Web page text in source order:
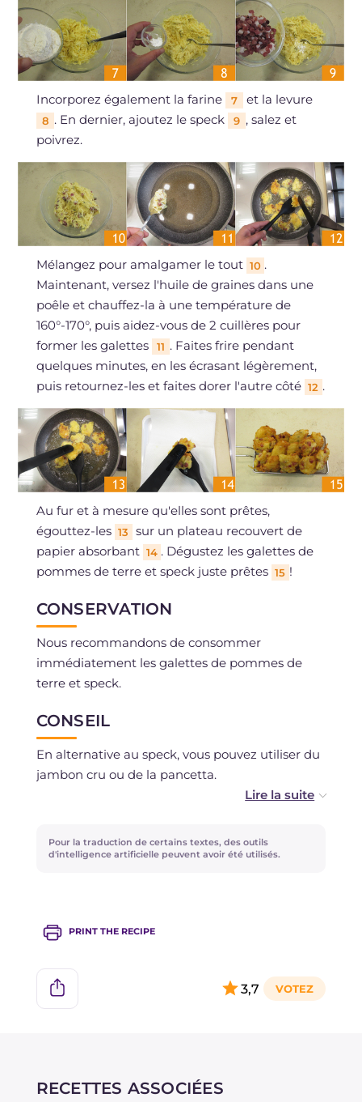
Incorporez également la farine 7 et la levure
8 . En dernier, ajoutez le speck 9 , salez et
poivrez.
Mélangez pour amalgamer le tout 10 .
Maintenant, versez l'huile de graines dans une
poêle et chauffez-la à une température de
160°-170°, puis aidez-vous de 2 cuillères pour
former les galettes
11 . Faites frire pendant
quelques minutes, en les écrasant légèrement,
puis retournez-les et faites dorer l'autre côté 12 .
Au fur et à mesure qu'elles sont prêtes,
égouttez-les 13
sur un plateau recouvert de
papier absorbant 14 . Dégustez les galettes de
pommes de terre et speck juste prêtes 15 !
CONSERVATION
Nous recommandons de consommer
immédiatement les galettes de pommes de
terre et speck.
CONSEIL
En alternative au speck, vous pouvez utiliser du
jambon cru ou de la pancetta.
haché.
préparer une sauce rapide faite maison en
de l'huile et une pincée de paprika!
Pour la traduction de certains textes, des outils
d'intelligence artificielle peuvent avoir été utilisés.
PRINT THE RECIPE
3,7
RECETTES ASSOCIÉES